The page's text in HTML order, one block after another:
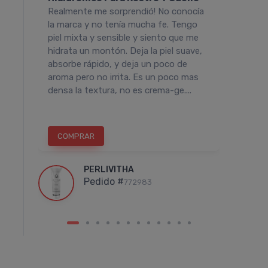
PERLIVITHA
Sérum
Rostro Y
PERLIVITHA
Perlivitha Sérum
Contorno De Ojos
$48.458 $64.611
6 cuotassin interés
$8.076
ó Transferencia
y
Realmente me sorprendió! No conocía
la marca y no tenía mucha fe. Tengo
piel mixta y sensible y siento que me
hidrata un montón. Deja la piel suave,
absorbe rápido, y deja un poco de
aroma pero no irrita. Es un poco mas
densa la textura, no es crema-ge....
COMPRAR
PERLIVITHA
Pedido #772983